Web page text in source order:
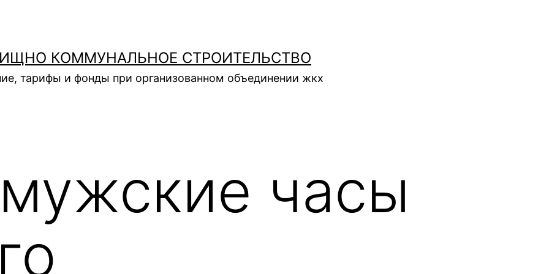
КОММУНАЛЬНОЕ СТРОИТЕЛЬСТВО
тарифы и фонды при организованном объединении жкх
мужские часы